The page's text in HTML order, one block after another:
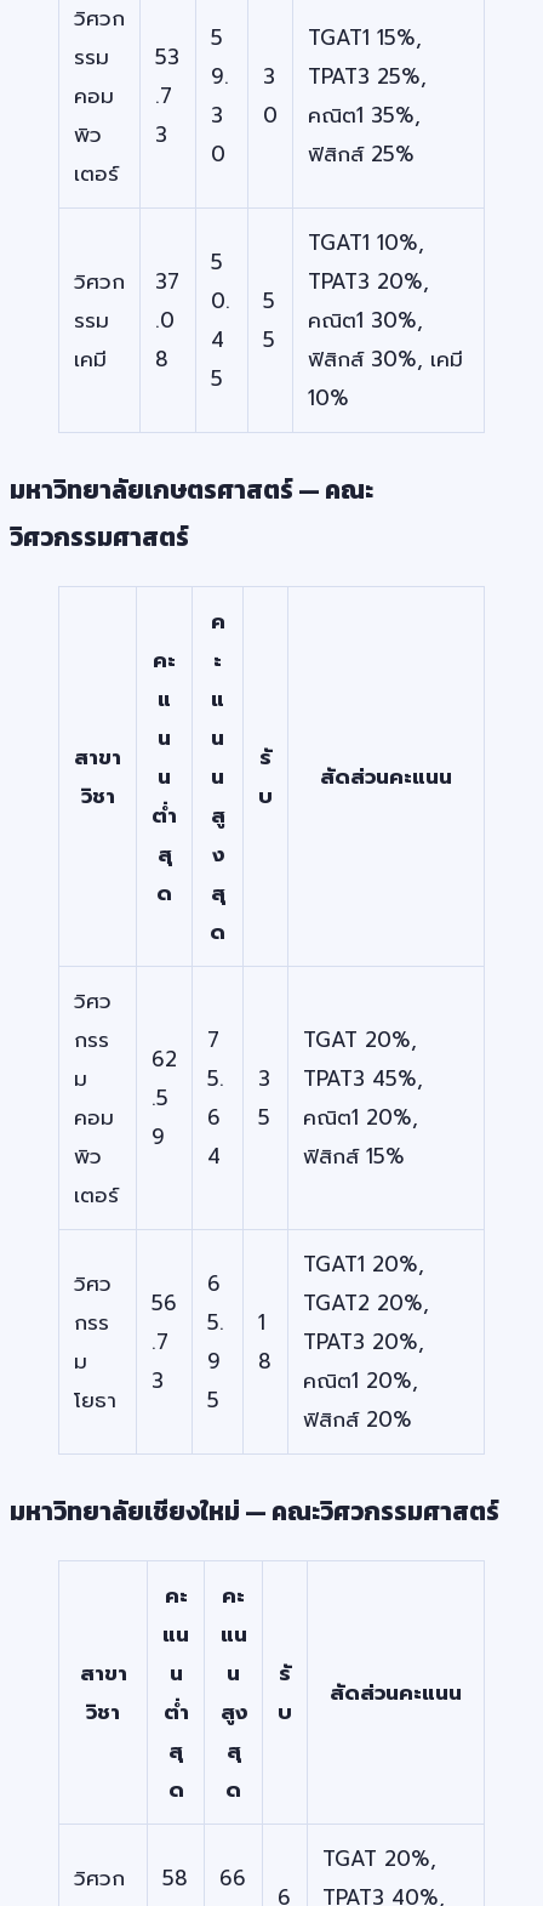
วิศวก
รรม
คอม
พิว
เตอร์
53
.7
3
5
9.
3
0
3
0
TGAT1 15%,
TPAT3 25%,
คณิต1 35%,
ฟิสิกส์ 25%
วิศวก
รรม
เคมี
37
.0
8
5
0.
4
5
5
5
TGAT1 10%,
TPAT3 20%,
คณิต1 30%,
ฟิสิกส์ 30%, เคมี
10%
มหาวิทยาลัยเกษตรศาสตร์ — คณะ
วิศวกรรมศาสตร์
สาขา
วิชา
คะ
แ
น
น
ต่ำ
สุ
ด
ค
ะ
แ
น
น
สู
ง
สุ
ด
รั
บ
สัดส่วนคะแนน
วิศว
กรร
ม
คอม
พิว
เตอร์
62
.5
9
7
5.
6
4
3
5
TGAT 20%,
TPAT3 45%,
คณิต1 20%,
ฟิสิกส์ 15%
วิศว
กรร
ม
โยธา
56
.7
3
6
5.
9
5
1
8
TGAT1 20%,
TGAT2 20%,
TPAT3 20%,
คณิต1 20%,
ฟิสิกส์ 20%
มหาวิทยาลัยเชียงใหม่ — คณะวิศวกรรมศาสตร์
สาขา
วิชา
คะ
แน
น
ต่ำ
สุ
ด
คะ
แน
น
สูง
สุ
ด
รั
บ
สัดส่วนคะแนน
วิศวก
58
66
6
TGAT 20%,
TPAT3 40%,